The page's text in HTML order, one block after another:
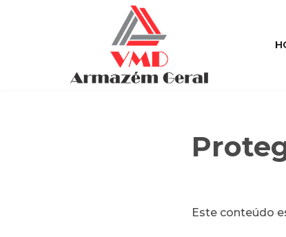
Este conteúdo